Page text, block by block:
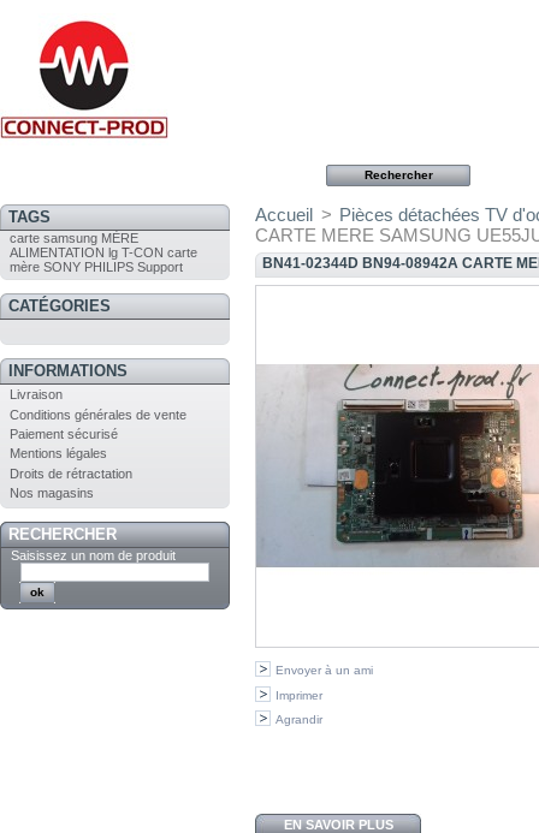
TAGS
carte samsung MÈRE
ALIMENTATION lg T-CON carte
mère SONY PHILIPS Support
CATÉGORIES
INFORMATIONS
Livraison
Conditions générales de vente
Paiement sécurisé
Mentions légales
Droits de rétractation
Nos magasins
RECHERCHER
Saisissez un nom de produit
Accueil > Pièces détachées TV
CARTE MERE SAMSUNG
BN41-02344D BN94-08942A CARTE
Envoyer à un ami
Imprimer
Agrandir
EN SAVOIR PLUS